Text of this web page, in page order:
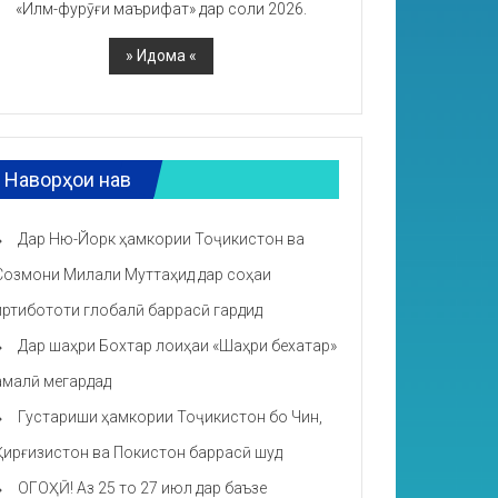
«Илм-фурӯғи маърифат» дар соли 2026.
Наворҳои нав
Дар Ню-Йорк ҳамкории Тоҷикистон ва
Милали Муттаҳид дар соҳаи
глобалӣ баррасӣ гардид
Дар шаҳри Бохтар лоиҳаи «Шаҳри бехатар»
мегардад
Густариши ҳамкории Тоҷикистон бо Чин,
ва Покистон баррасӣ шуд
ОГОҲӢ! Аз 25 то 27 июл дар баъзе